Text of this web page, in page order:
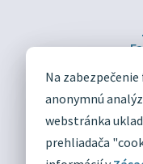
Na
anonymnú
webstránka
prehliadača
Technický